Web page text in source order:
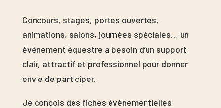
Concours, stages, portes ouvertes,
animations, salons, journées spéciales… un
événement équestre a besoin d’un support
clair, attractif et professionnel pour donner
envie de participer.
Je conçois des fiches événementielles